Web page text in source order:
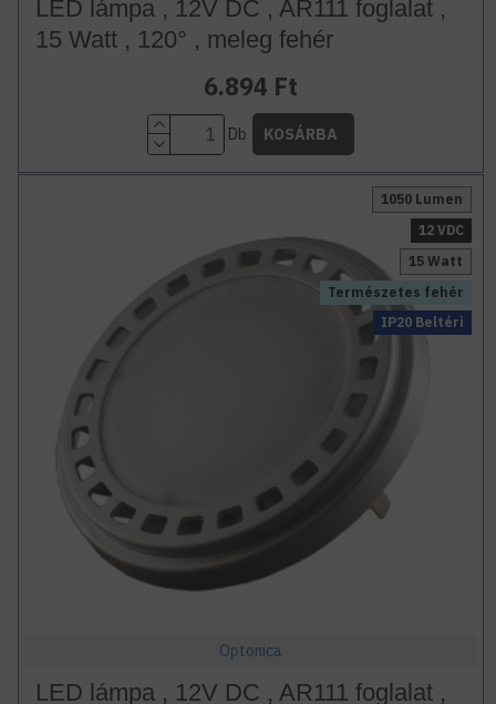
LED lámpa , 12V DC , AR111 foglalat ,
15 Watt , 120° , meleg fehér
6.894 Ft
Db KOSÁRBA
Természetes fehér
1050 Lumen
IP20 Beltéri
12 VDC
15 Watt
Optonica
LED lámpa , 12V DC , AR111 foglalat ,